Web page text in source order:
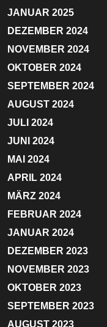
JANUAR 2025
DEZEMBER 2024
NOVEMBER 2024
OKTOBER 2024
SEPTEMBER 2024
AUGUST 2024
JULI 2024
JUNI 2024
MAI 2024
APRIL 2024
MÄRZ 2024
FEBRUAR 2024
JANUAR 2024
DEZEMBER 2023
NOVEMBER 2023
OKTOBER 2023
SEPTEMBER 2023
AUGUST 2023